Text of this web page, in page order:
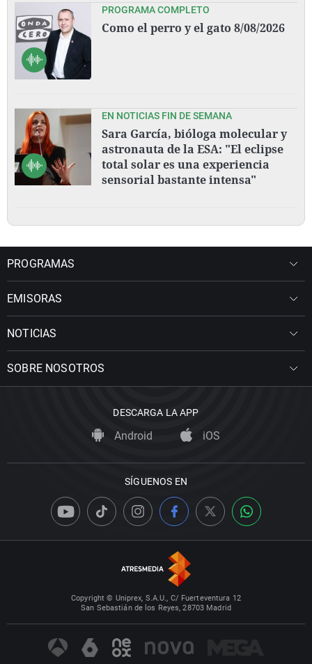
PROGRAMA COMPLETO
Como el perro y el gato 8/08/2026
EN NOTICIAS FIN DE SEMANA
Sara García, bióloga molecular y
astronauta de la ESA: "El eclipse
total solar es una experiencia
sensorial bastante intensa"
PROGRAMAS
EMISORAS
NOTICIAS
SOBRE NOSOTROS
DESCARGA LA APP
Android iOS
SÍGUENOS EN
Copyright © Uniprex, S.A.U., C/ Fuerteventura 12
San Sebastián de los Reyes, 28703 Madrid